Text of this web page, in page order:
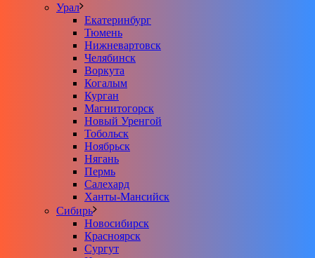
Урал
Екатеринбург
Тюмень
Нижневартовск
Челябинск
Воркута
Когалым
Курган
Магнитогорск
Новый Уренгой
Тобольск
Ноябрьск
Нягань
Пермь
Салехард
Ханты-Мансийск
Сибирь
Новосибирск
Красноярск
Сургут